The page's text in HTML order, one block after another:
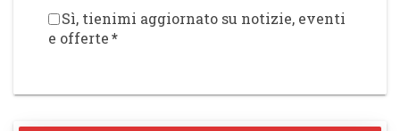
Sì, tienimi aggiornato su notizie, eventi
e offerte*